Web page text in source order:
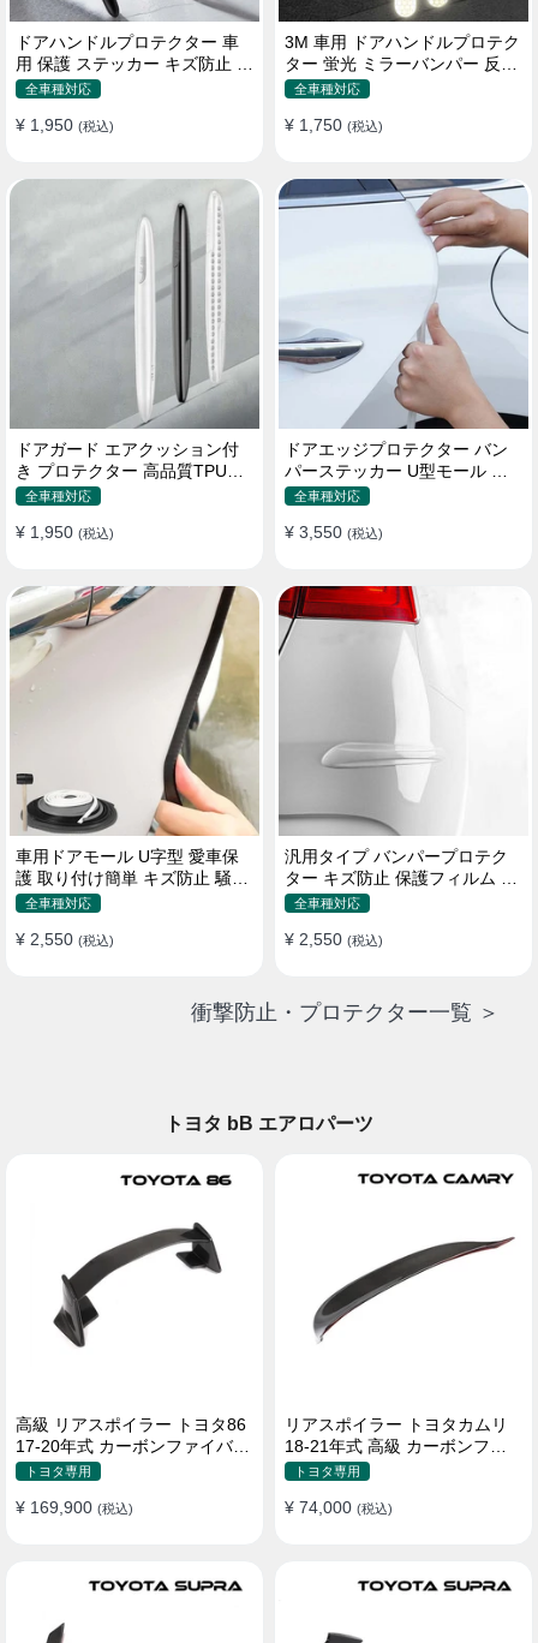
ドアハンドルプロテクター 車
用 保護 ステッカー キズ防止 高
品質TPU製 4枚セット
全車種対応
¥ 1,950 (税込)
3M 車用 ドアハンドルプロテク
ター 蛍光 ミラーバンパー 反射
ステッカー 保護フィルム
全車種対応
¥ 1,750 (税込)
ドアガード エアクッション付
き プロテクター 高品質TPU製
キズ防止 取り付け簡単
全車種対応
¥ 1,950 (税込)
ドアエッジプロテクター バン
パーステッカー U型モール キ
ズ防止 取り付け簡単 騒音低減
全車種対応
¥ 3,550 (税込)
車用ドアモール U字型 愛車保
護 取り付け簡単 キズ防止 騒音
低減 5m バンパーストリップ
全車種対応
¥ 2,550 (税込)
汎用タイプ バンパープロテク
ター キズ防止 保護フィルム 取
り付け簡単 フィット感抜群
全車種対応
¥ 2,550 (税込)
衝撃防止・プロテクター一覧 ＞
トヨタ bB エアロパーツ
高級 リアスポイラー トヨタ86
17-20年式 カーボンファイバー
貼り付け装着
トヨタ専用
¥ 169,900 (税込)
リアスポイラー トヨタカムリ
18-21年式 高級 カーボンファ
イバー
トヨタ専用
¥ 74,000 (税込)